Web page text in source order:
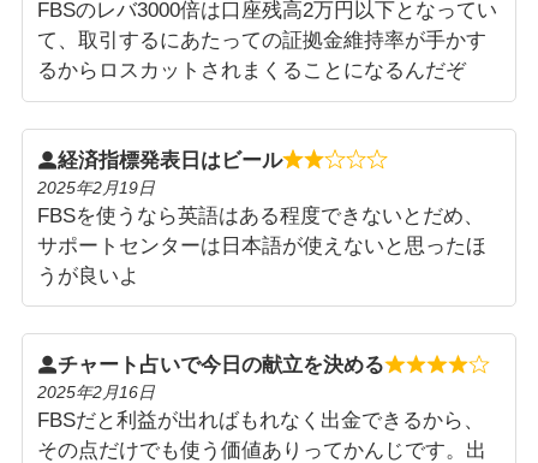
FBSのレバ3000倍は口座残高2万円以下となってい
て、取引するにあたっての証拠金維持率が手かす
るからロスカットされまくることになるんだぞ
2025年2月19日
FBSを使うなら英語はある程度できないとだめ、
サポートセンターは日本語が使えないと思ったほ
うが良いよ
経済指標発表日はビール
2025年2月16日
FBSだと利益が出ればもれなく出金できるから、
その点だけでも使う価値ありってかんじです。出
チャート占いで今日の献立を決める